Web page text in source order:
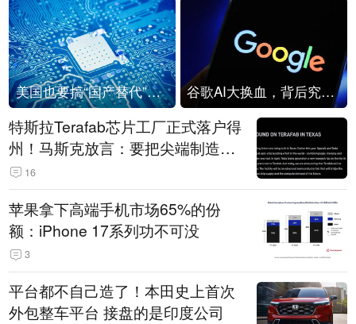
美国也要搞“国产替代”？先算清三笔账 谷歌AI大换血，背后究竟发生了什么？
特斯拉Terafab芯片工厂正式落户得
州！马斯克放言：要把尖端制造带
回美国
16
苹果拿下高端手机市场65%的份
额：iPhone 17系列功不可没
3
平台都不自己造了！本田史上首次
外包整车平台 接盘的是印度公司